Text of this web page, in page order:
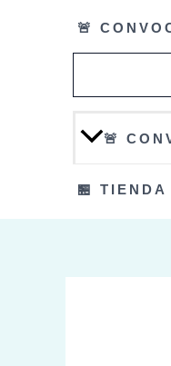
🚨
🚨
🏪 TIENDA